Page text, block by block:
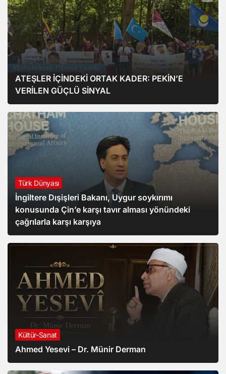
ATEŞLER İÇİNDEKİ ORTAK KADER: PEKİN’E
VERİLEN GÜÇLÜ SİNYAL
Türk Dünyası
İngiltere Dışişleri Bakanı, Uygur soykırımı
konusunda Çin’e karşı tavır alması yönündeki
çağrılarla karşı karşıya
Kültür-Sanat
Ahmed Yesevi – Dr. Münir Derman